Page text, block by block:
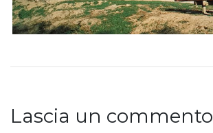
Lascia un commento